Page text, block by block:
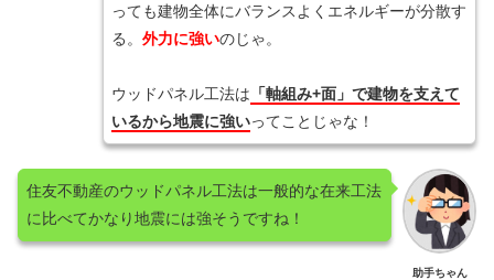
っても建物全体にバランスよくエネルギーが分散す
る。 外力に強いのじゃ。
ウッドパネル工法は 「軸組み+面」で建物を支えて
いるから地震に強いってことじゃな！
助手ちゃん
住友不動産のウッドパネル工法は一般的な在来工法
に比べてかなり地震には強そうですね！